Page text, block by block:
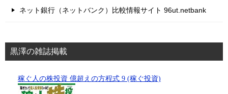
ネット銀行（ネットバンク）比較情報サイト 96ut.netbank
黒澤の雑誌掲載
稼ぐ人の株投資 億超えの方程式 9 (稼ぐ投資)